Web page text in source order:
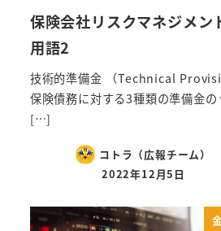
保険会社リスクマネジメン
用語2
技術的準備金 （Technical
保険債務に対する3種類の準備金の
[…]
コトラ（広報チーム）
2022年12月5日